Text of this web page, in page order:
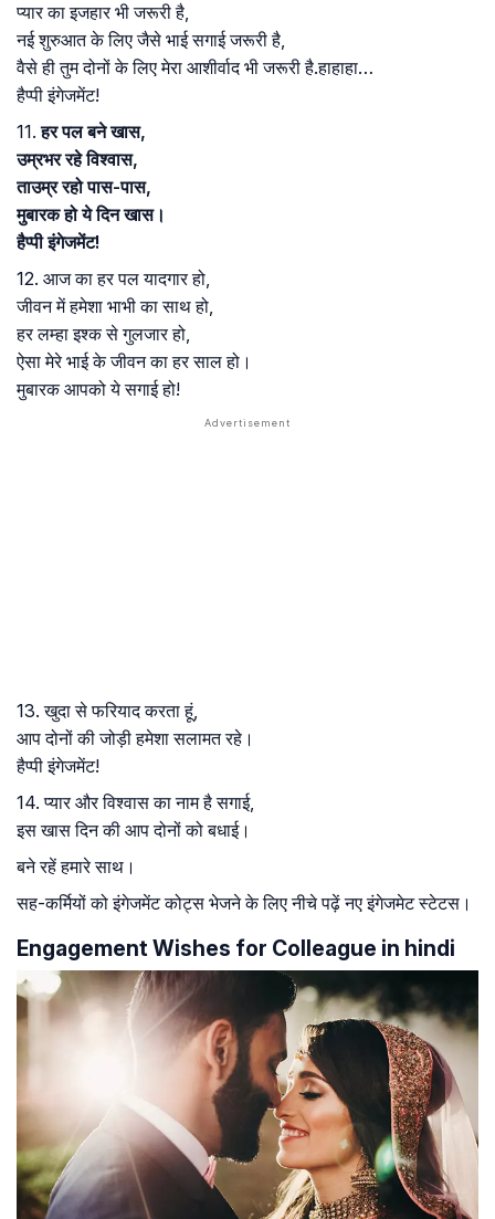
प्यार का इजहार भी जरूरी है,
नई शुरुआत के लिए जैसे भाई सगाई जरूरी है,
वैसे ही तुम दोनों के लिए मेरा आशीर्वाद भी जरूरी है.हाहाहा…
हैप्पी इंगेजमेंट!
11.हर पल बने खास,
उम्रभर रहे विश्वास,
ताउम्र रहो पास-पास,
मुबारक हो ये दिन खास।
हैप्पी इंगेजमेंट!
12. आज का हर पल यादगार हो,
जीवन में हमेशा भाभी का साथ हो,
हर लम्हा इश्क से गुलजार हो,
ऐसा मेरे भाई के जीवन का हर साल हो।
मुबारक आपको ये सगाई हो!
13. खुदा से फरियाद करता हूं,
आप दोनों की जोड़ी हमेशा सलामत रहे।
हैप्पी इंगेजमेंट!
14. प्यार और विश्वास का नाम है सगाई,
इस खास दिन की आप दोनों को बधाई।
बने रहें हमारे साथ।
सह-कर्मियों को इंगेजमेंट कोट्स भेजने के लिए नीचे पढ़ें नए इंगेजमेट स्टेटस।
Engagement Wishes for Colleague in hindi